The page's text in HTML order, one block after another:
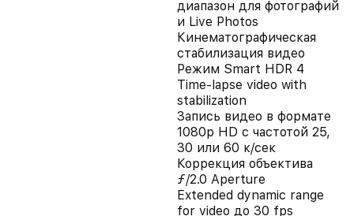
диапазон для фотографий
и Live Photos
Кинематографическая
стабилизация видео
Режим Smart HDR 4
Time‑lapse video with
stabilization
Запись видео в формате
1080p HD с частотой 25,
30 или 60 к/сек
Коррекция объектива
ƒ/2.0 Aperture
Extended dynamic range
for video до 30 fps